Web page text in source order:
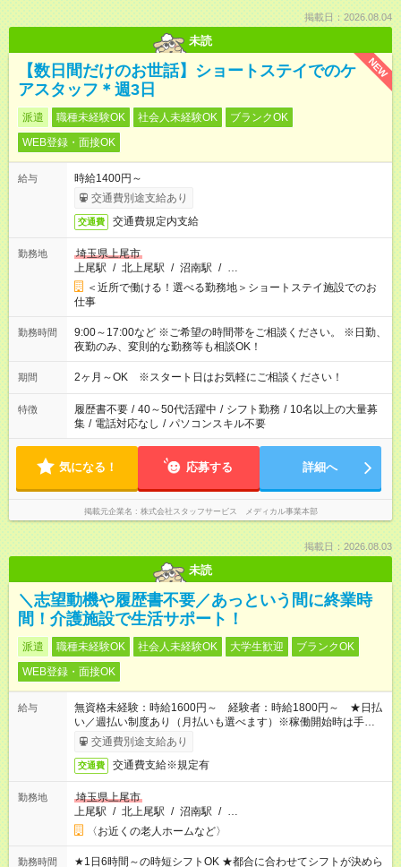
掲載日：2026.08.04
未読
NEW
【数日間だけのお世話】ショートステイでのケ
アスタッフ＊週3日
派遣 職種未経験OK 社会人未経験OK
ブランクOK
WEB登録・面接OK
給与
時給1400円～
交通費別途支給あり
交通費 交通費規定内支給
勤務地
埼玉県上尾市
上尾駅 / 北上尾駅 / 沼南駅 / …
＜近所で働ける！選べる勤務地＞ショートステイ施設でのお
仕事
勤務時間
9:00～17:00など ※ご希望の時間帯をご相談ください。 ※日勤、
夜勤のみ、変則的な勤務等も相談OK！
期間 2ヶ月～OK ※スタート日はお気軽にご相談ください！
特徴 履歴書不要 / 40～50代活躍中 / シフト勤務 / 10名以上の大量募
集 / 電話対応なし / パソコンスキル不要
気になる！ 応募する 詳細へ
掲載元企業名 株式会社スタッフサービス メディカル事業本部
掲載日：2026.08.03
未読
＼志望動機や履歴書不要／あっという間に終業時
間！介護施設で生活サポート！
派遣 職種未経験OK 社会人未経験OK 大学生歓迎
ブランクOK
WEB登録・面接OK
給与
無資格未経験：時給1600円～ 経験者：時給1800円～ ★日払
い／週払い制度あり（月払いも選べます）※稼働開始時は手続き
完了次第のお支払いとなります。
交通費別途支給あり
交通費 交通費支給※規定有
勤務地
埼玉県上尾市
上尾駅 / 北上尾駅 / 沼南駅 / …
〈お近くの老人ホームなど〉
勤務時間
★1日6時間～の時短シフトOK ★都合に合わせてシフトが決めら